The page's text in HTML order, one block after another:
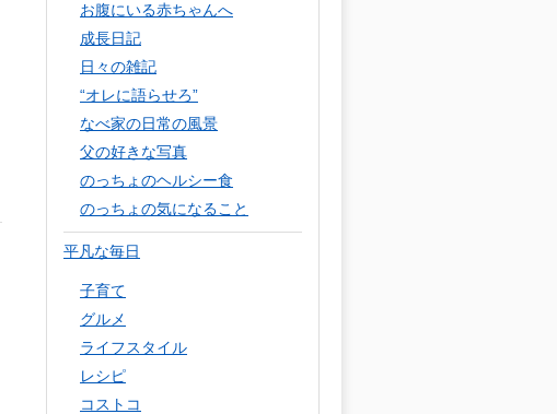
お腹にいる赤ちゃんへ
成長日記
日々の雑記
“オレに語らせろ”
なべ家の日常の風景
父の好きな写真
のっちょのヘルシー食
のっちょの気になること
平凡な毎日
子育て
グルメ
ライフスタイル
レシピ
コストコ